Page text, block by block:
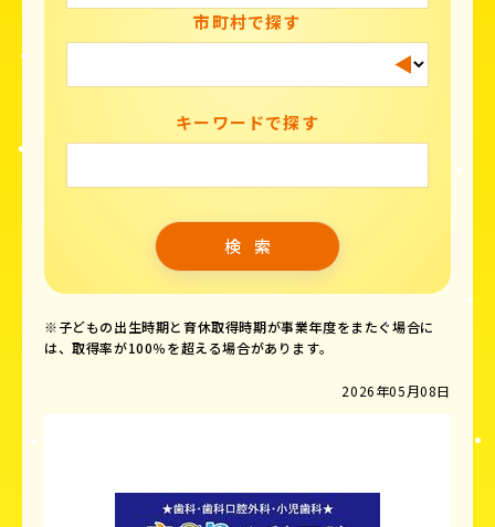
市町村で探す
キーワードで探す
※子どもの出生時期と育休取得時期が事業年度をまたぐ場合に
は、取得率が100％を超える場合があります。
2026年05月08日